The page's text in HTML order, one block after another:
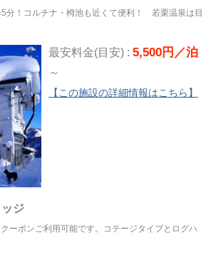
分！コルチナ・栂池も近くて便利！ 若栗温泉は目
最安料金(目安) : 5,500円／泊
～
【この施設の詳細情報はこちら】
ジ
ーポンご利用可能です。コテージタイプとログハ